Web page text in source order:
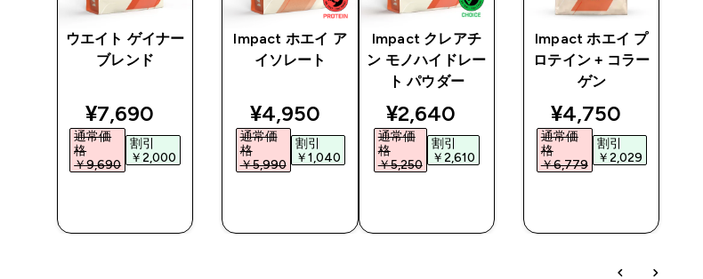
price
ウエイト ゲイナー
ブレンド
discounted price
¥7,690‎
通常価
格
￥9,690‎
割引
￥2,000‎
Impact ホエイ ア
イソレート
discounted price
¥4,950‎
通常価
格
￥5,990‎
割引
￥1,040‎
Impact クレアチ
ン モノハイドレー
ト パウダー
discounted price
¥2,640‎
通常価
格
￥5,250‎
割引
￥2,610‎
Impact ホエイ プ
ロテイン + コラー
ゲン
discounted price
¥4,750‎
通常価
格
￥6,779‎
割引
￥2,029‎